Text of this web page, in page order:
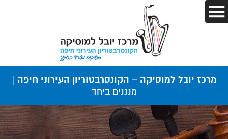
מרכז יובל למוסיקה – הקונסרבטוריון העירוני חיפה |
מנגנים ביחד